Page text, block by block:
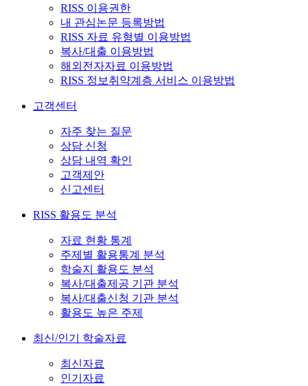
RISS 이용권한
내 관심논문 등록방법
RISS 자료 유형별 이용방법
복사/대출 이용방법
해외전자자료 이용방법
RISS 정보취약계층 서비스 이용방법
고객센터
자주 찾는 질문
상담 신청
상담 내역 확인
고객제안
신고센터
RISS 활용도 분석
자료 현황 통계
주제별 활용통계 분석
학술지 활용도 분석
복사/대출제공 기관 분석
복사/대출신청 기관 분석
활용도 높은 주제
최신/인기 학술자료
최신자료
인기자료